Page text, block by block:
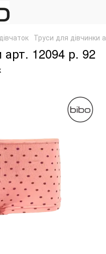
Труси для дівчинки
арт. 12094 р. 92